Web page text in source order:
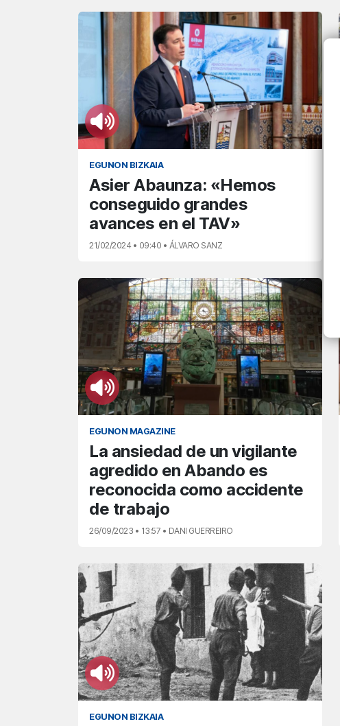
EGUNON BIZKAIA
Asier Abaunza: «Hemos
conseguido grandes
avances en el TAV»
21/02/2024 • 09:40 • ÁLVARO SANZ
EGUNON MAGAZINE
La ansiedad de un vigilante
agredido en Abando es
reconocida como accidente
de trabajo
26/09/2023 • 13:57 • DANI GUERREIRO
EGUNON BIZKAIA